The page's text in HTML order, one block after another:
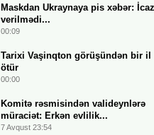
Maskdan Ukraynaya pis xəbər:
verilmədi...
00:09
Tarixi Vaşinqton görüşündən bir il
ötür
00:00
Komitə rəsmisindən valideynlərə
müraciət: Erkən evlilik...
7 Avqust 23:54